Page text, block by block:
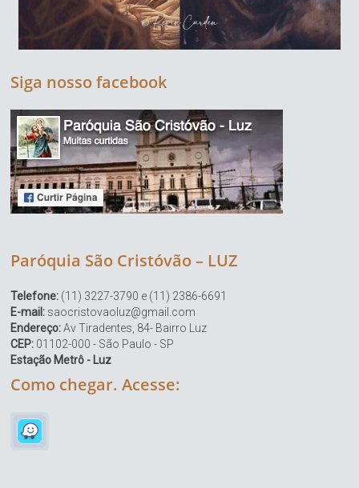
Siga nosso facebook
Paróquia São Cristóvão – LUZ
Telefone: (11) 3227-3790 e (11) 2386-6691
E-mail: saocristovaoluz@gmail.com
Endereço:Av Tiradentes, 84- Bairro Luz
CEP: 01102-000 - São Paulo - SP
Estação Metrô - Luz
Como chegar. Acesse: